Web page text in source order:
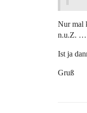
Nur mal
n.u.Z. …
Ist ja
Gruß